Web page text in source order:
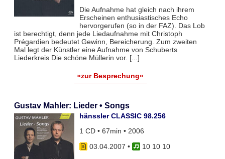
Die Aufnahme hat gleich nach ihrem
Erscheinen enthusiastisches Echo
hervorgerufen (so in der FAZ). Das Lob
ist berechtigt, denn jede Liedaufnahme mit Christoph
Prégardien bedeutet Gewinn, Bereicherung. Zum zweiten
Mal legt der Künstler eine Aufnahme von Schuberts
Liederkreis Die schöne Müllerin vor. [...]
»zur Besprechung«
Gustav Mahler: Lieder • Songs
hänssler CLASSIC 98.256
1 CD • 67min • 2006
03.04.2007 •
10 10 10